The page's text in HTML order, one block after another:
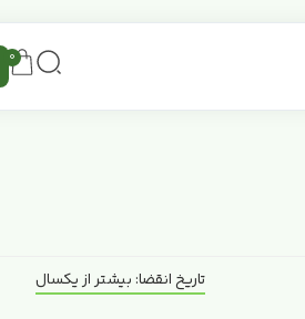
0
تاریخ انقضا: بیشتر از یکسال